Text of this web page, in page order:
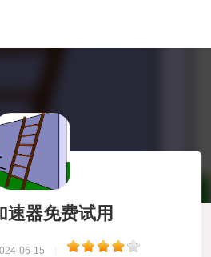
速器免费试用
06-15